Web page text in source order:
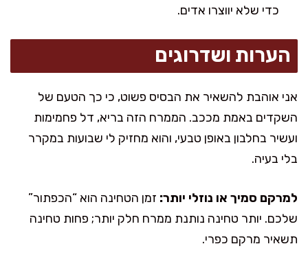
כדי שלא יווצרו אדים.
הערות ושדרוגים
אני אוהבת להשאיר את הבסיס פשוט, כי כך הטעם של
השקדים באמת מככב. הממרח הזה בריא, דל פחמימות
ועשיר בחלבון באופן טבעי, והוא מחזיק לי שבועות במקרר
בלי בעיה.
למרקם סמיך או נוזלי יותר: זמן הטחינה הוא “הכפתור”
שלכם. יותר טחינה נותנת ממרח חלק יותר; פחות טחינה
תשאיר מרקם כפרי.